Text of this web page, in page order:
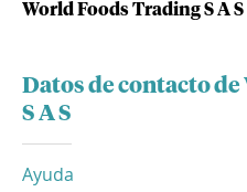
World Foods Trading S A S
Datos de contacto
S A S
Ayuda